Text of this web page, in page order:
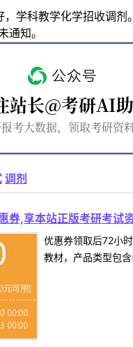
，学科教学化学招收调
通知。
调剂
券,享本站正版考研考试
优惠券领取后72小
教材，产品类型包